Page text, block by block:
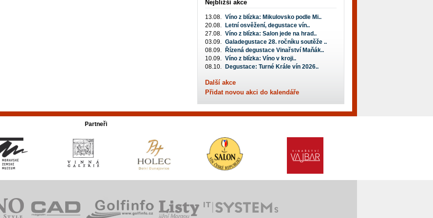
Nejbližší akce
13.08. Víno z blízka: Mikulovsko podle Mi..
20.08.
Letní osvěžení, degustace vín..
27.08. Víno z blízka: Salon jede na hrad..
03.09. Galadegustace 28. ročníku soutěže ..
08.09.
Řízená degustace Vinařství Maňák..
10.09. Víno z blízka: Víno v kroji..
08.10.
Degustace: Turné Krále vín 2026..
Další akce
Přidat novou akci do kalendáře
Partneři